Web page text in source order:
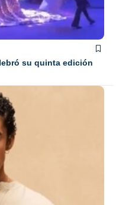
su quinta edición